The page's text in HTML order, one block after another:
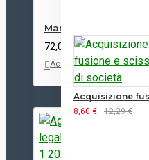
8,60 € 12,29 €
Manuale di Diritto
72,00 €
AcquistaAggiungi
alla lista
dei
desideri
Confronta